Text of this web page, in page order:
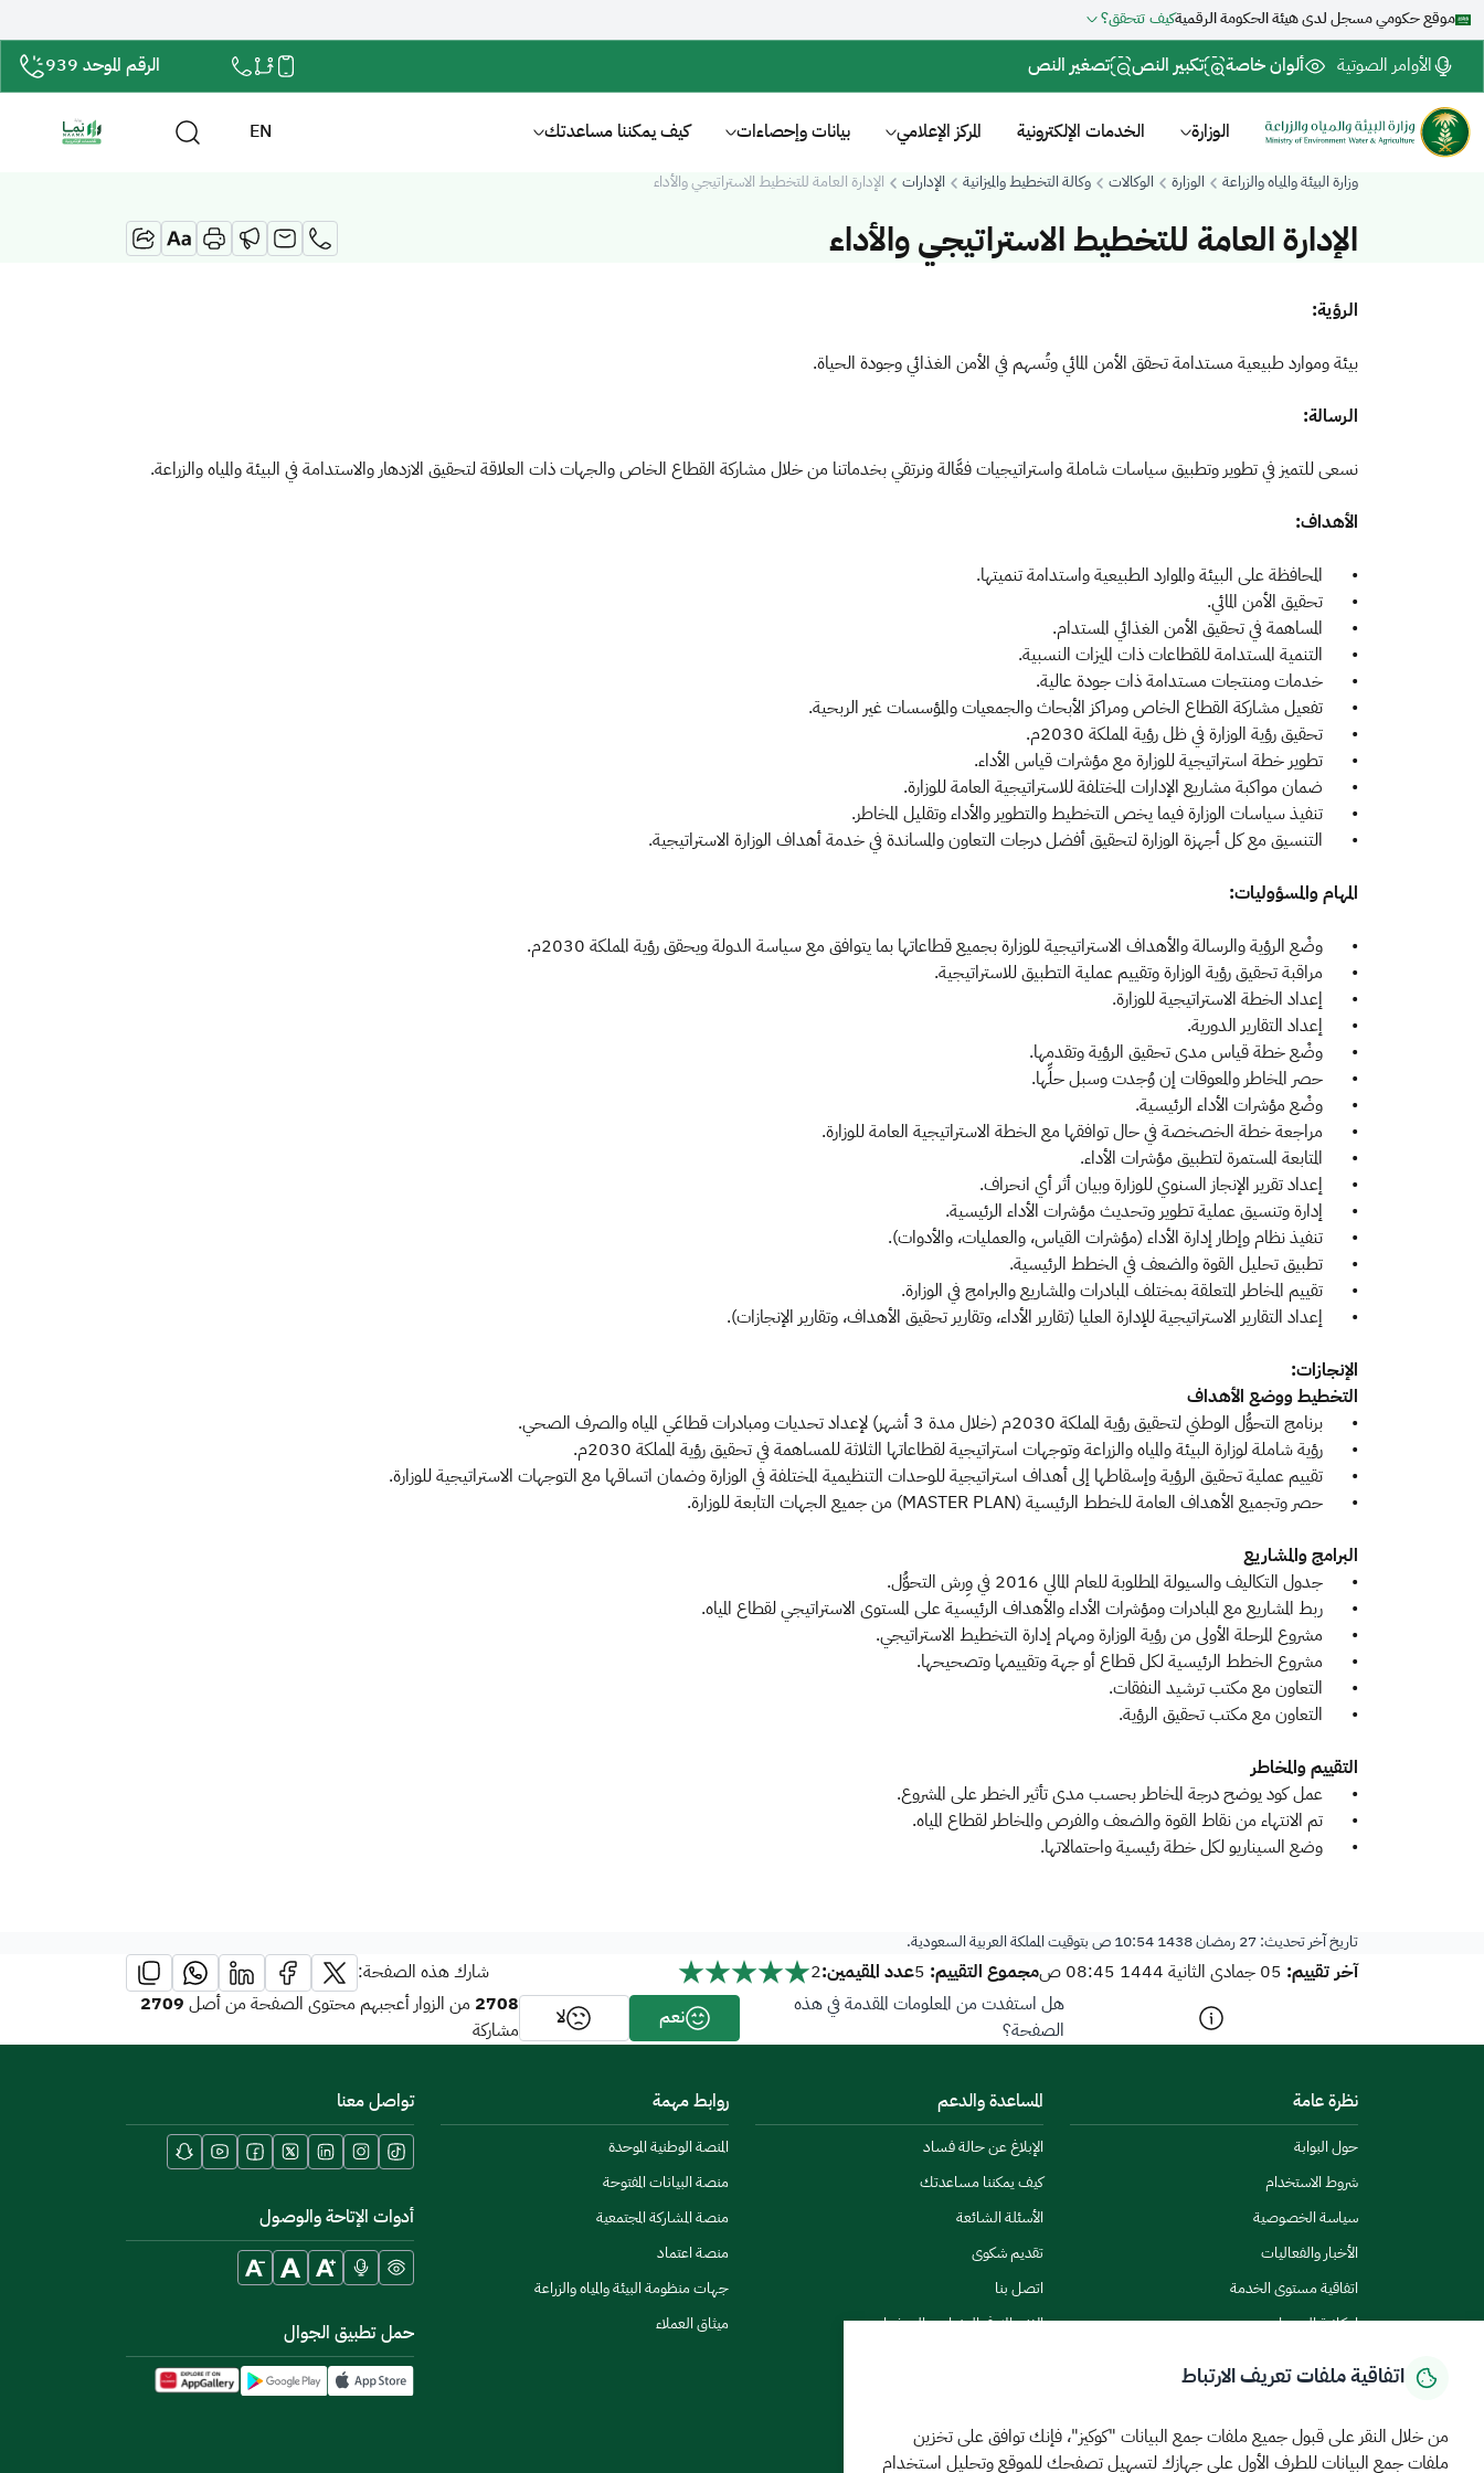
موقع حكومي مسجل لدى هيئة الحكومة الرقميةكيف تتحقق؟
الأوامر الصوتية ألوان خاصة تكبير النص تصغير النص الرقم الموحد 939
الوزارة الخدمات الإلكترونية المركز الإعلامي بيانات وإحصاءات كيف يمكننا مساعدتك EN
وزارة البيئة والمياه والزراعة الوزارة الوكالات وكالة التخطيط والميزانية الإدارات الإدارة العامة للتخطيط الاستراتيجي والأداء
الإدارة العامة للتخطيط الاستراتيجي والأداء
الرؤية:
بيئة وموارد طبيعية مستدامة تحقق الأمن المائي وتُسهم في الأمن الغذائي وجودة الحياة.
الرسالة:
نسعى للتميز في تطوير وتطبيق سياسات شاملة واستراتيجيات فعَّالة ونرتقي بخدماتنا من خلال مشاركة القطاع الخاص والجهات ذات العلاقة لتحقيق الازدهار والاستدامة في البيئة والمياه والزراعة.
الأهداف:
•
المحافظة على البيئة والموارد الطبيعية واستدامة تنميتها.
•
تحقيق الأمن المائي.
•
المساهمة في تحقيق الأمن الغذائي المستدام.
•
التنمية المستدامة للقطاعات ذات الميزات النسبية.
•
خدمات ومنتجات مستدامة ذات جودة عالية.
•
تفعيل مشاركة القطاع الخاص ومراكز الأبحاث والجمعيات والمؤسسات غير الربحية.
•
تحقيق رؤية الوزارة في ظل رؤية المملكة 2030م.
•
تطوير خطة استراتيجية للوزارة مع مؤشرات قياس الأداء.
•
ضمان مواكبة مشاريع الإدارات المختلفة للاستراتيجية العامة للوزارة.
•
تنفيذ سياسات الوزارة فيما يخص التخطيط والتطوير والأداء وتقليل المخاطر.
•
التنسيق مع كل أجهزة الوزارة لتحقيق أفضل درجات التعاون والمساندة في خدمة أهداف الوزارة الاستراتيجية.
المهام والمسؤوليات:
•
وضْع الرؤية والرسالة والأهداف الاستراتيجية للوزارة بجميع قطاعاتها بما يتوافق مع سياسة الدولة ويحقق رؤية المملكة 2030م.
•
مراقبة تحقيق رؤية الوزارة وتقييم عملية التطبيق للاستراتيجية.
•
إعداد الخطة الاستراتيجية للوزارة.
•
إعداد التقارير الدورية.
•
وضْع خطة قياس مدى تحقيق الرؤية وتقدمها.
•
حصر المخاطر والمعوقات إن وُجدت وسبل حلِّها.
•
وضْع مؤشرات الأداء الرئيسية.
•
مراجعة خطة الخصخصة في حال توافقها مع الخطة الاستراتيجية العامة للوزارة.
•
المتابعة المستمرة لتطبيق مؤشرات الأداء.
•
إعداد تقرير الإنجاز السنوي للوزارة وبيان أثر أي انحراف.
•
إدارة وتنسيق عملية تطوير وتحديث مؤشرات الأداء الرئيسية.
•
تنفيذ نظام وإطار إدارة الأداء (مؤشرات القياس، والعمليات، والأدوات).
•
تطبيق تحليل القوة والضعف في الخطط الرئيسية.
•
تقييم المخاطر المتعلقة بمختلف المبادرات والمشاريع والبرامج في الوزارة.
•
إعداد التقارير الاستراتيجية للإدارة العليا (تقارير الأداء، وتقارير تحقيق الأهداف، وتقارير الإنجازات).
الإنجازات:
التخطيط ووضع الأهداف
•
برنامج التحوُّل الوطني لتحقيق رؤية المملكة 2030م (خلال مدة 3 أشهر) لإعداد تحديات ومبادرات قطاعَي المياه والصرف الصحي.
•
رؤية شاملة لوزارة البيئة والمياه والزراعة وتوجهات استراتيجية لقطاعاتها الثلاثة للمساهمة في تحقيق رؤية المملكة 2030م.
•
تقييم عملية تحقيق الرؤية وإسقاطها إلى أهداف استراتيجية للوحدات التنظيمية المختلفة في الوزارة وضمان اتساقها مع التوجهات الاستراتيجية للوزارة.
•
حصر وتجميع الأهداف العامة للخطط الرئيسية (MASTER PLAN) من جميع الجهات التابعة للوزارة.
البرامج والمشاريع
•
جدول التكاليف والسيولة المطلوبة للعام المالي 2016 في وِرش التحوُّل.
•
ربط المشاريع مع المبادرات ومؤشرات الأداء والأهداف الرئيسية على المستوى الاستراتيجي لقطاع المياه.
•
مشروع المرحلة الأولى من رؤية الوزارة ومهام إدارة التخطيط الاستراتيجي.
•
مشروع الخطط الرئيسية لكل قطاع أو جهة وتقييمها وتصحيحها.
•
التعاون مع مكتب ترشيد النفقات.
•
التعاون مع مكتب تحقيق الرؤية.
التقييم والمخاطر
•
عمل كود يوضح درجة المخاطر بحسب مدى تأثير الخطر على المشروع.
•
تم الانتهاء من نقاط القوة والضعف والفرص والمخاطر لقطاع المياه.
•
وضع السيناريو لكل خطة رئيسية واحتمالاتها.
تاريخ آخر تحديث:27 رمضان 1438 10:54 ص بتوقيت المملكة العربية السعودية.
آخر تقييم: 05 جمادى الثانية 1444 08:45 ص مجموع التقييم: 5عدد المقيمين:2
شارك هذه الصفحة:
هل استفدت من المعلومات المقدمة في هذه
الصفحة؟
نعم لا 2708 من الزوار أعجبهم محتوى الصفحة من أصل2709
مشاركة
نظرة عامة
حول البوابة
شروط الاستخدام
سياسة الخصوصية
الأخبار والفعاليات
اتفاقية مستوى الخدمة
إمكانية الوصول
المساعدة والدعم
الإبلاغ عن حالة فساد
كيف يمكننا مساعدتك
الأسئلة الشائعة
تقديم شكوى
اتصل بنا
الاشتراك في النشرات والتحذيرات
روابط مهمة
المنصة الوطنية الموحدة
منصة البيانات المفتوحة
منصة المشاركة المجتمعية
منصة اعتماد
جهات منظومة البيئة والمياه والزراعة
ميثاق العملاء
تواصل معنا
أدوات الإتاحة والوصول
حمل تطبيق الجوال
اتفاقية ملفات تعريف الارتباط
من خلال النقر على قبول جميع ملفات جمع البيانات "كوكيز"، فإنك توافق على تخزين
ملفات جمع البيانات للطرف الأول على جهازك لتسهيل تصفحك للموقع وتحليل استخدام